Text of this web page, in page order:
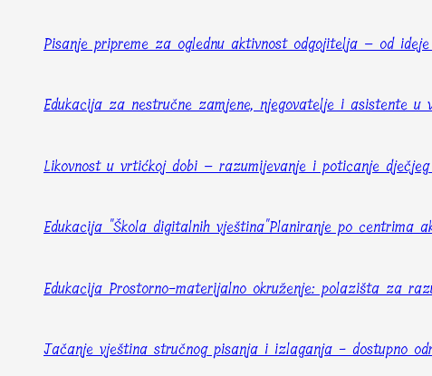
Pisanje pripreme za oglednu aktivnost odgojitelja – od
Edukacija za nestručne zamjene, njegovatelje i asistente
Likovnost u vrtićkoj dobi – razumijevanje i poticanje
Edukacija "Škola digitalnih vještina"Planiranje po centrima
Edukacija Prostorno-materijalno okruženje: polazišta za
Jačanje vještina stručnog pisanja i izlaganja - dostupno